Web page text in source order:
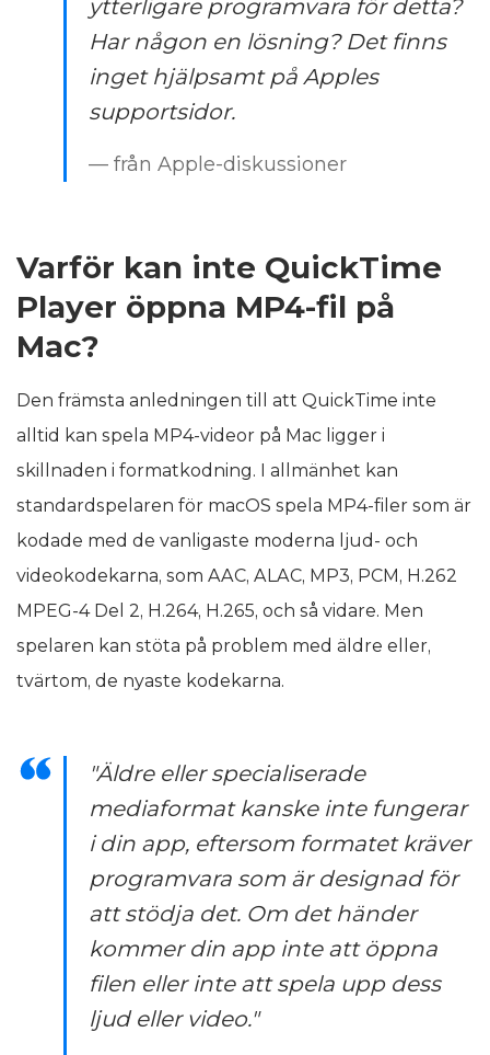
ytterligare programvara för detta?
Har någon en lösning? Det finns
inget hjälpsamt på Apples
supportsidor.
— från Apple-diskussioner
Varför kan inte QuickTime
Player öppna MP4-fil på
Mac?
Den främsta anledningen till att QuickTime inte
alltid kan spela MP4-videor på Mac ligger i
skillnaden i formatkodning. I allmänhet kan
standardspelaren för macOS spela MP4-filer som är
kodade med de vanligaste moderna ljud- och
videokodekarna, som AAC, ALAC, MP3, PCM, H.262
MPEG-4 Del 2, H.264, H.265, och så vidare. Men
spelaren kan stöta på problem med äldre eller,
tvärtom, de nyaste kodekarna.
"Äldre eller specialiserade
mediaformat kanske inte fungerar
i din app, eftersom formatet kräver
programvara som är designad för
att stödja det. Om det händer
kommer din app inte att öppna
filen eller inte att spela upp dess
ljud eller video."